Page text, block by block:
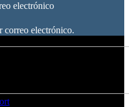
electrónico
correo electrónico.